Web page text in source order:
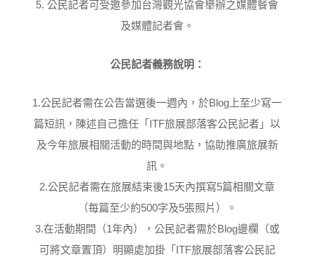
5. 公民記者可受邀參加台灣觀光協會舉辦之媒體餐會
及媒體記者會。
公民記者義務說明：
1.公民記者需在公告當選後一週內，於Blog 上至少寫一
篇短訊，陳述自己擔任「 ITF旅展部落客公民記者」以
及今年旅展相關活動的時間與地點，協助推廣旅展新
訊。
2.公民記者需在旅展結束後15天內撰寫5篇相關文章
（每篇至少約500字及5張照片）。
3.在活動期間（1年內），公民記者需於Blog邊欄（或
可將文章置頂）明顯處加掛「 ITF旅展部落客公民記